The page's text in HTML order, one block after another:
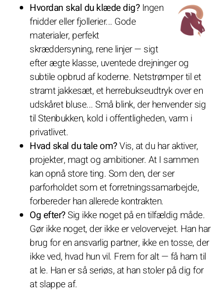
Hvordan skal du klæde dig? Ingen
fnidder eller fjollerier... Gode
materialer, perfekt
skræddersyning, rene linjer — sigt
efter ægte klasse, uventede drejninger og
subtile opbrud af koderne. Netstrømper til et
stramt jakkesæt, et herrebukseudtryk over en
udskåret bluse... Små blink, der henvender sig
til Stenbukken, kold i offentligheden, varm i
privatlivet.
Hvad skal du tale om?Vis, at du har aktiver,
projekter, magt og ambitioner. At I sammen
kan opnå store ting. Som den, der ser
parforholdet som et forretningssamarbejde,
forbereder han allerede kontrakten.
Og efter?Sig ikke noget på en tilfældig måde.
Gør ikke noget, der ikke er velovervejet. Han har
brug for en ansvarlig partner, ikke en tosse, der
ikke ved, hvad hun vil. Frem for alt — få ham til
at le. Han er så seriøs, at han stoler på dig for
at slappe af.